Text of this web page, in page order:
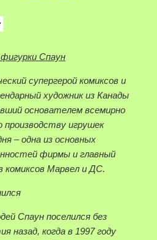
Спаун
супергерой комиксов и
художник из Канады
основателем всемирно
производству игрушек
– одна из основных
фирмы и главный
комиксов Марвел и ДС.
Спаун поселился без
назад, когда в 1997 году